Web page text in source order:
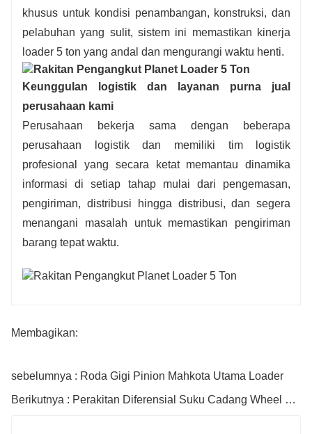
khusus untuk kondisi penambangan, konstruksi, dan
pelabuhan yang sulit, sistem ini memastikan kinerja
loader 5 ton yang andal dan mengurangi waktu henti.
Keunggulan logistik dan layanan purna jual
perusahaan kami
Perusahaan bekerja sama dengan beberapa
perusahaan logistik dan memiliki tim logistik
profesional yang secara ketat memantau dinamika
informasi di setiap tahap mulai dari pengemasan,
pengiriman, distribusi hingga distribusi, dan segera
menangani masalah untuk memastikan pengiriman
barang tepat waktu.
Membagikan:
sebelumnya : Roda Gigi Pinion Mahkota Utama Loader
Berikutnya : Perakitan Diferensial Suku Cadang Wheel Loader